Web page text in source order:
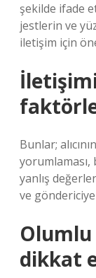
şekilde ifade
jestlerin ve
iletişim için
Bunlar;
yorumlaması,
yanlış
ve
dikkat